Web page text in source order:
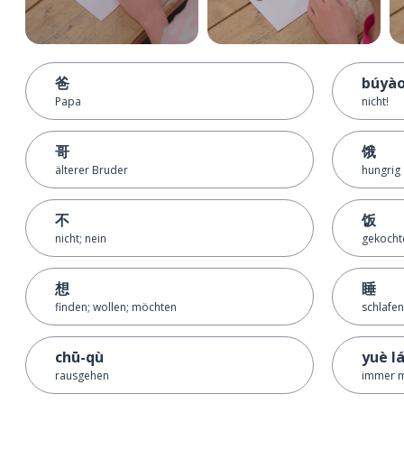
爸
Papa
哥
älterer Bruder
不
nicht; nein
想
finden; wollen; möchten
chū-qù
rausgehen
nicht!
饿
hungrig
饭
睡
schlafen
yuè
immer